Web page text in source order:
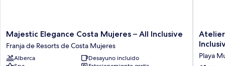
Majestic
Elegance
Costa
Mujeres
Majestic Elegance Costa Mujeres – All Inclusive
Franja de Resorts de Costa Mujeres
Alberca
Desayuno incluido
Atelier
Playa
-Playa